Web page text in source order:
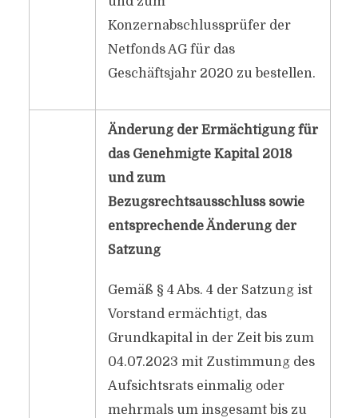
Konzernabschlussprüfer der
Netfonds AG für das
Geschäftsjahr 2020 zu bestellen.
Änderung der Ermächtigung für
das Genehmigte Kapital 2018
und zum
Bezugsrechtsausschluss sowie
entsprechende Änderung der
Satzung
Gemäß § 4 Abs. 4 der Satzung ist
Vorstand ermächtigt, das
Grundkapital in der Zeit bis zum
04.07.2023 mit Zustimmung des
Aufsichtsrats einmalig oder
mehrmals um insgesamt bis zu